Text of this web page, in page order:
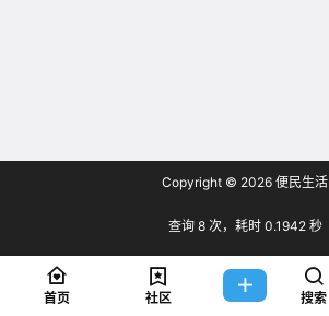
Copyright © 2026 便民生活
查询 8 次，耗时 0.1942 秒
首页 社区 搜索